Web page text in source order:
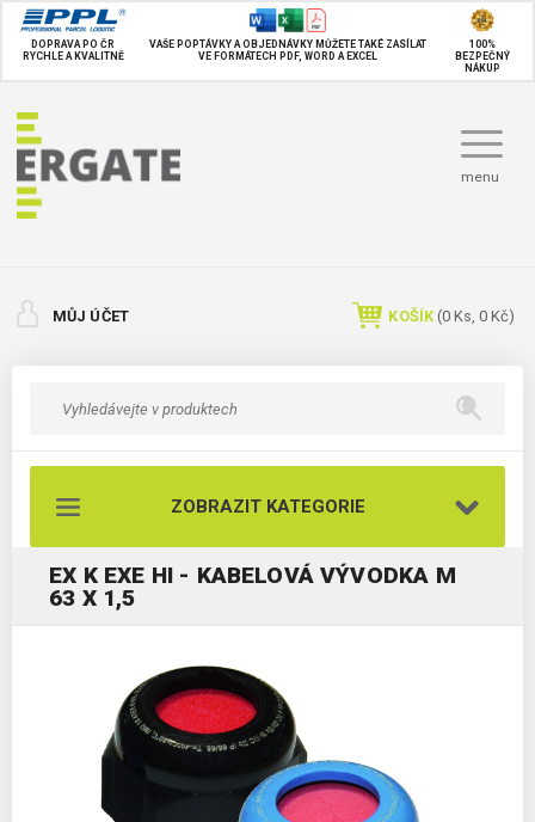
DOPRAVA PO ČR
RYCHLE A KVALITNĚ
VAŠE POPTÁVKY A OBJEDNÁVKY MŮŽETE TAKÉ ZASÍLAT
VE FORMÁTECH PDF, WORD A EXCEL
100%
BEZPEČNÝ
NÁKUP
menu
MŮJ ÚČET KOŠÍK (0 Ks, 0 Kč)
ZOBRAZIT KATEGORIE
EX K EXE HI - KABELOVÁ VÝVODKA M
63 X 1,5